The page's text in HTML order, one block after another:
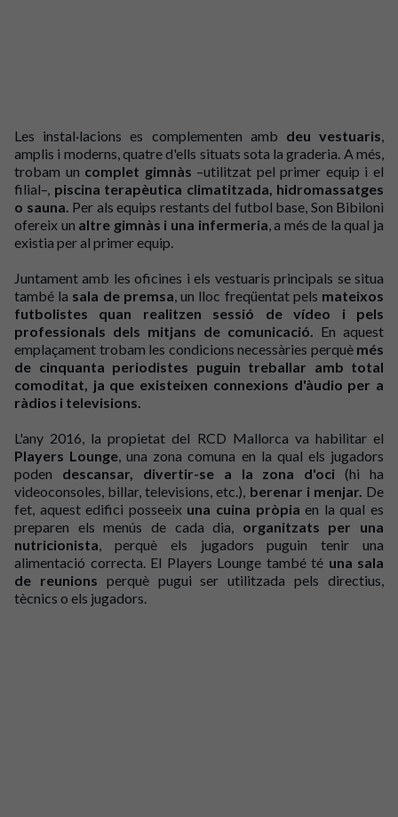
Les instal·lacions es complementen amb deu vestuaris,
amplis i moderns, quatre d'ells situats sota la graderia. A més,
trobam un complet gimnàs –utilitzat pel primer equip i el
filial–, piscina terapèutica climatitzada, hidromassatges
o sauna. Per als equips restants del futbol base, Son Bibiloni
ofereix un altre gimnàs i una infermeria, a més de la qual ja
existia per al primer equip.
Juntament amb les oficines i els vestuaris principals se situa
també la sala de premsa, un lloc freqüentat pels mateixos
futbolistes quan realitzen sessió de vídeo i pels
professionals dels mitjans de comunicació. En aquest
emplaçament trobam les condicions necessàries perquè més
de cinquanta periodistes puguin treballar amb total
comoditat, ja que existeixen connexions d'àudio per a
ràdios i televisions.
L'any 2016, la propietat del RCD Mallorca va habilitar el
Players Lounge, una zona comuna en la qual els jugadors
poden descansar, divertir-se a la zona d'oci(hi ha
videoconsoles, billar, televisions, etc.), berenar i menjar. De
fet, aquest edifici posseeix una cuina pròpiaen la qual es
preparen els menús de cada dia, organitzats per una
nutricionista, perquè els jugadors puguin tenir una
alimentació correcta. El Players Lounge també té una sala
de reunions perquè pugui ser utilitzada pels directius,
tècnics o els jugadors.